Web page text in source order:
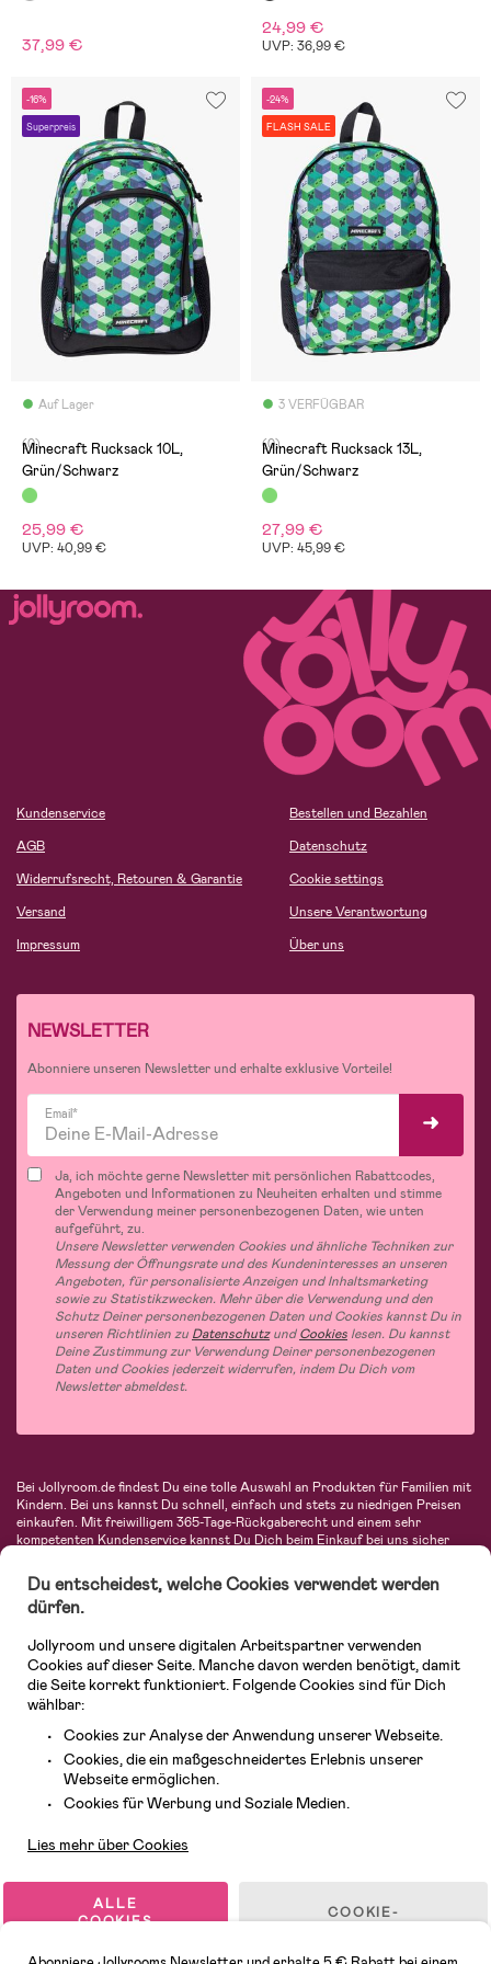
37,99 €
24,99 €
UVP: 36,99 €
-16%
Superpreis
Auf Lager
(0)
Minecraft Rucksack 10L,
Grün/Schwarz
25,99 €
UVP: 40,99 €
-24%
FLASH SALE
3 VERFÜGBAR
(0)
Minecraft Rucksack 13L,
Grün/Schwarz
27,99 €
UVP: 45,99 €
Kundenservice
AGB
Widerrufsrecht, Retouren & Garantie
Versand
Impressum
Bestellen und Bezahlen
Datenschutz
Cookie settings
Unsere Verantwortung
Über uns
NEWSLETTER
Abonniere unseren Newsletter und erhalte exklusive Vorteile!
Email*
Ja, ich möchte gerne Newsletter mit persönlichen Rabattcodes,
Angeboten und Informationen zu Neuheiten erhalten und stimme
der Verwendung meiner personenbezogenen Daten, wie unten
aufgeführt, zu.
Unsere Newsletter verwenden Cookies und ähnliche Techniken zur
Messung der Öffnungsrate und des Kundeninteresses an unseren
Angeboten, für personalisierte Anzeigen und Inhaltsmarketing
sowie zu Statistikzwecken. Mehr über die Verwendung und den
Schutz Deiner personenbezogenen Daten und Cookies kannst Du in
unseren Richtlinien zu DatenschutzundCookies lesen. Du kannst
Deine Zustimmung zur Verwendung Deiner personenbezogenen
Daten und Cookies jederzeit widerrufen, indem Du Dich vom
Newsletter abmeldest.
Bei Jollyroom.de findest Du eine tolle Auswahl an Produkten für Familien mit
Kindern. Bei uns kannst Du schnell, einfach und stets zu niedrigen Preisen
einkaufen. Mit freiwilligem 365-Tage-Rückgaberecht und einem sehr
kompetenten Kundenservice kannst Du Dich beim Einkauf bei uns sicher
Autositze, Kinder- und Babymode, Produkte für Mütter und eine Menge
fantastischer Einrichtungsgegenstände, Spielsachen, Babyprodukte und
vieles mehr. Wir haben Produkte von bekannten Herstellern wie Britax, Maxi-
Avent, Jack Wolfskin, Cybex, LEGO und vielen mehr. Schau Dich um in
unserer vielfältigen Online-Boutique für Kinder & Babys. Willkommen!
© 2026 Jollyroom GmbH. Alle Rechte vorbehalten.
Du entscheidest, welche Cookies verwendet werden
dürfen.
Jollyroom und unsere digitalen Arbeitspartner verwenden
Cookies auf dieser Seite. Manche davon werden benötigt, damit
die Seite korrekt funktioniert. Folgende Cookies sind für Dich
wählbar:
Cookies zur Analyse der Anwendung unserer Webseite.
Cookies, die ein maßgeschneidertes Erlebnis unserer
Webseite ermöglichen.
Cookies für Werbung und Soziale Medien.
Lies mehr über Cookies
ALLE
COOKIES
COOKIE-